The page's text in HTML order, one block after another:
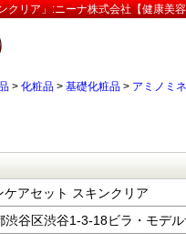
クリア」:ニーナ株式会社【健康美
> 化粧品 > 基礎化粧品 > アミノミ
アセット スキンクリア
谷区渋谷1-3-18ビラ・モデ